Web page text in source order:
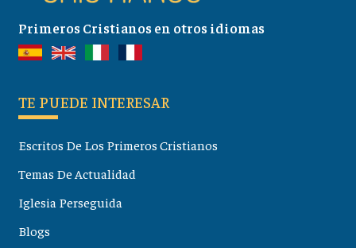
Primeros Cristianos en otros idiomas
TE PUEDE INTERESAR
Escritos De Los Primeros Cristianos
Temas De Actualidad
Iglesia Perseguida
Blogs